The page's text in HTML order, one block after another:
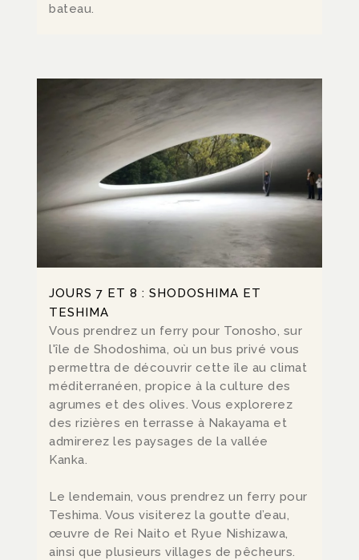
bateau.
JOURS 7 ET 8 : SHODOSHIMA ET
TESHIMA
Vous prendrez un ferry pour Tonosho, sur
l'île de Shodoshima, où un bus privé vous
permettra de découvrir cette île au climat
méditerranéen, propice à la culture des
agrumes et des olives. Vous explorerez
des rizières en terrasse à Nakayama et
admirerez les paysages de la vallée
Kanka.
Le lendemain, vous prendrez un ferry pour
Teshima. Vous visiterez la goutte d’eau,
œuvre de Rei Naito et Ryue Nishizawa,
ainsi que plusieurs villages de pêcheurs.